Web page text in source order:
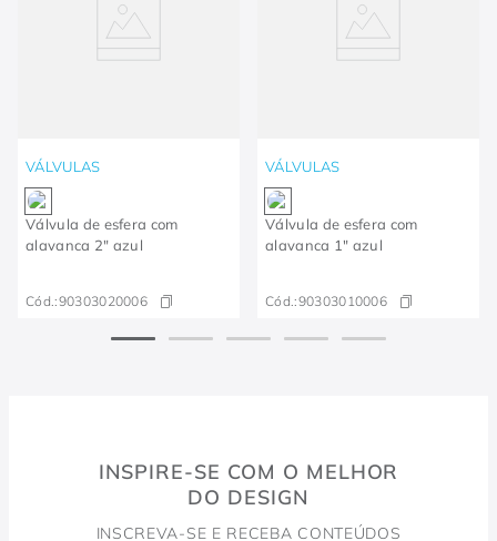
VÁLVULAS
Válvula de esfera com
alavanca 2" azul
Cód.:90303020006
VÁLVULAS
Válvula de esfera com
alavanca 1" azul
Cód.:90303010006
INSPIRE-SE COM O MELHOR
DO DESIGN
INSCREVA-SE E RECEBA CONTEÚDOS